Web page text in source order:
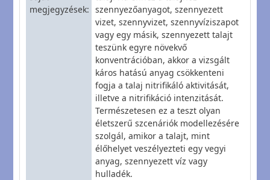
megjegyzések
szennyezőanyagot, szennyezett
vizet, szennyvizet, szennyvíziszapot
vagy egy másik, szennyezett talajt
teszünk egyre növekvő
konventrációban, akkor a vizsgált
káros hatású anyag csökkenteni
fogja a talaj nitrifikáló aktivitását,
illetve a nitrifikáció intenzitását.
Természetesen ez a teszt olyan
életszerű szcenáriók modellezésére
szolgál, amikor a talajt, mint
élőhelyet veszélyezteti egy vegyi
anyag, szennyezett víz vagy
hulladék.